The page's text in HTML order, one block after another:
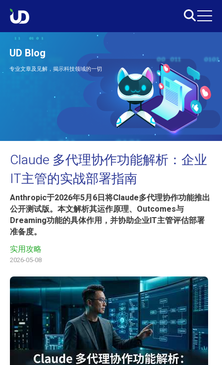
UD Blog
专业文章及见解，揭示科技领域的一切
Claude 多代理协作功能解析：企业
IT主管的实战部署指南
Anthropic于2026年5月6日将Claude多代理协作功能推出
公开测试版。本文解析其运作原理、Outcomes与
Dreaming功能的具体作用，并协助企业IT主管评估部署
准备度。
实用攻略
2026-05-08